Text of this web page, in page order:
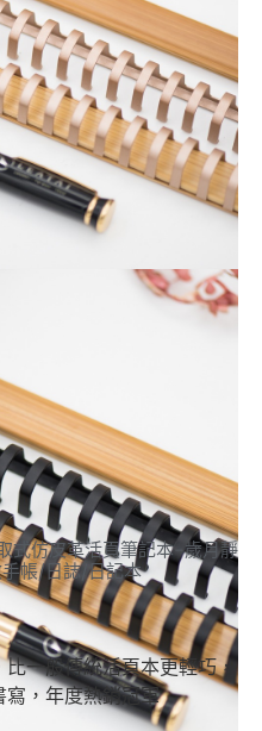
式仿皮革活頁筆記本-歲月靜
帳/日誌/日記本
一般傳統活頁本更輕巧，
，年度熱銷冠軍